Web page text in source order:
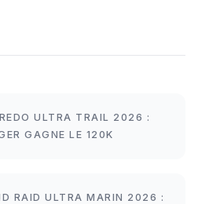
ULTRA TRAIL 2026 :
GAGNE LE 120K
RAID ULTRA MARIN 2026 :